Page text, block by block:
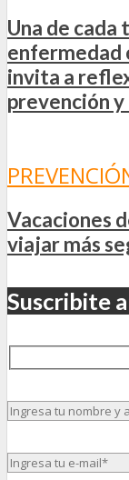
Una de cada
enfermedad
invita a
prevención
Vacaciones
viajar más
Suscribite